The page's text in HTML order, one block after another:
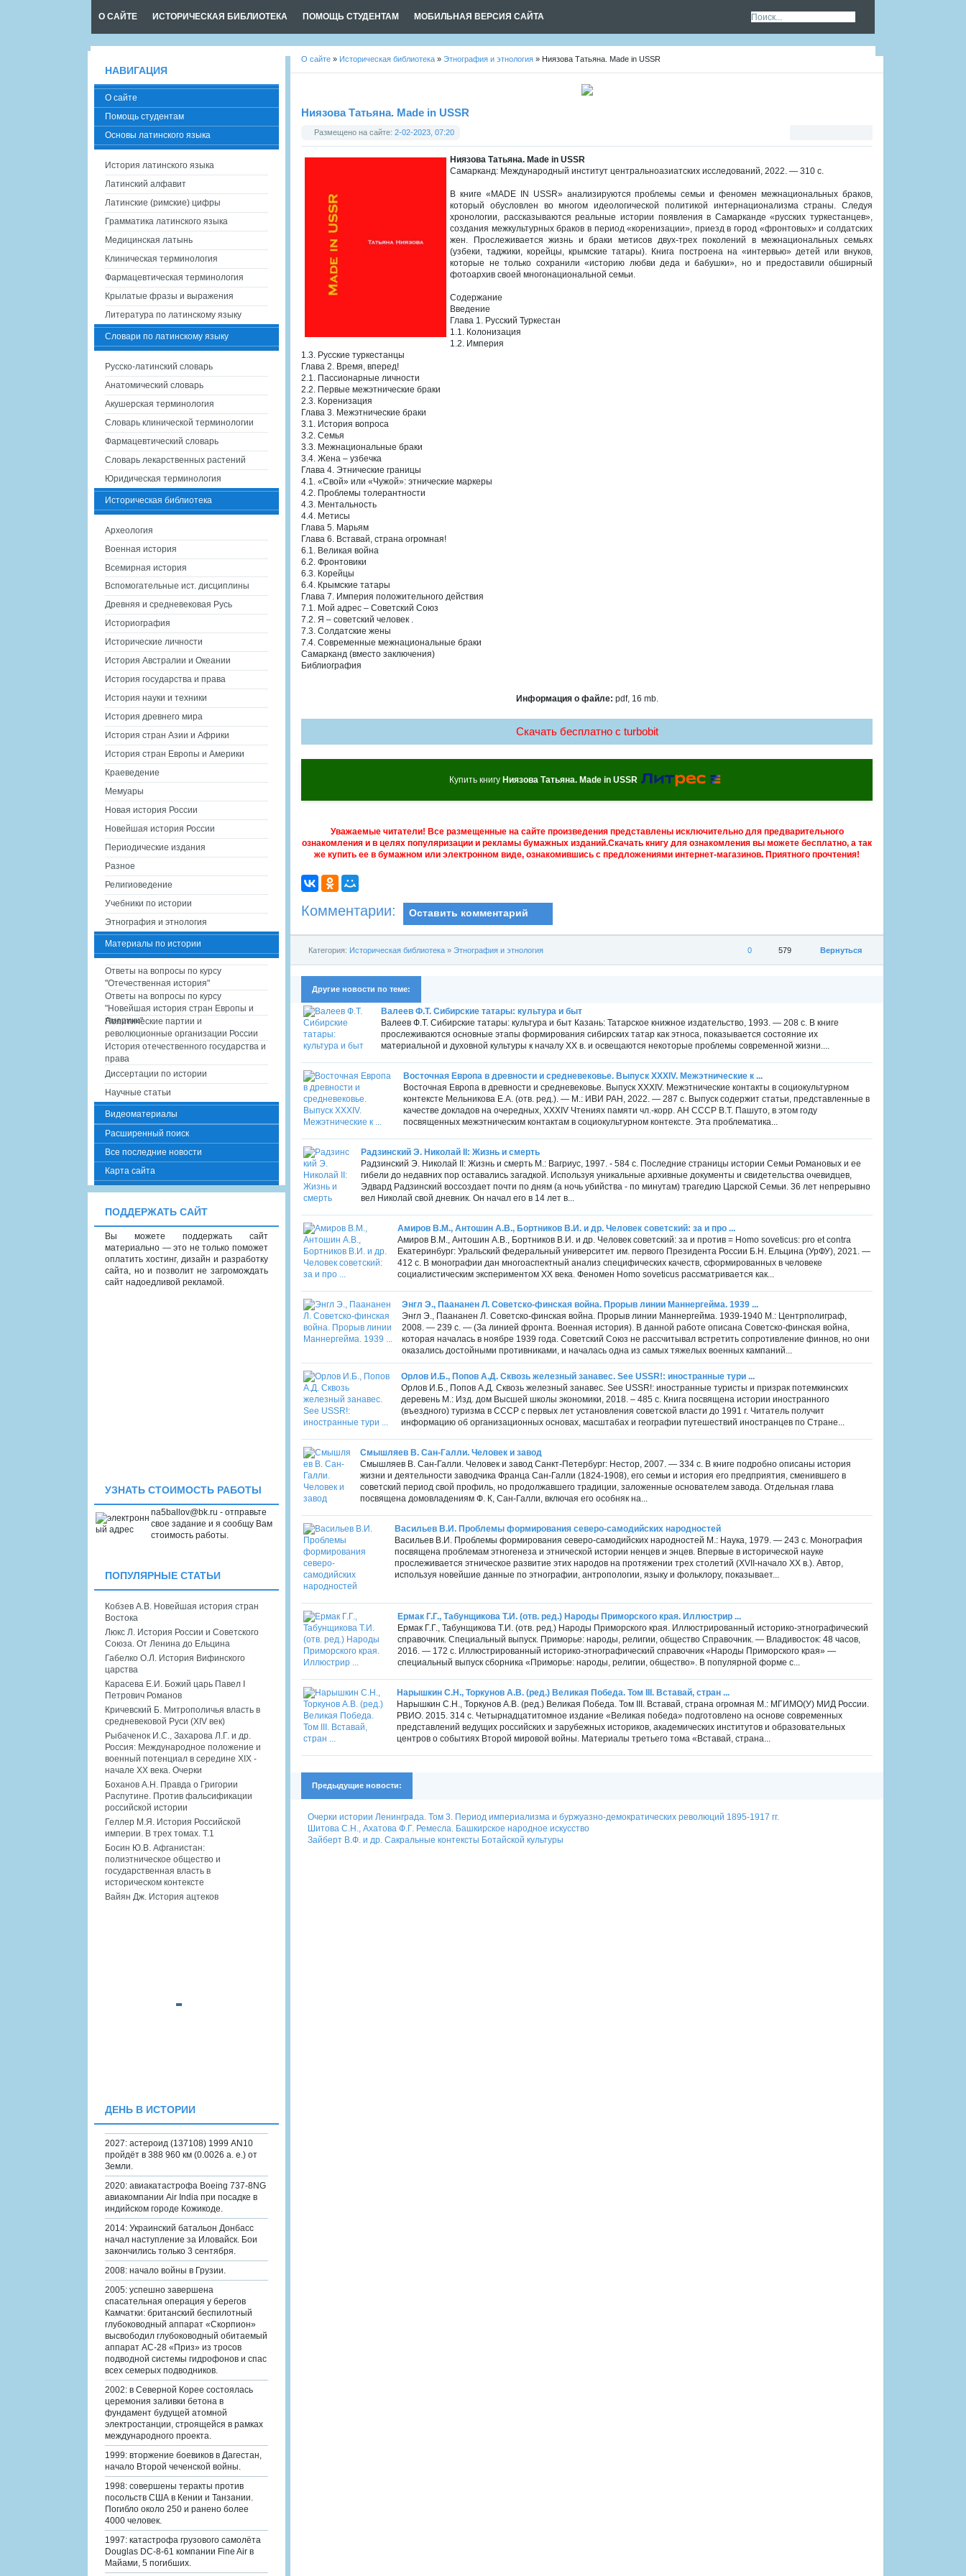
О САЙТЕ ИСТОРИЧЕСКАЯ БИБЛИОТЕКА ПОМОЩЬ СТУДЕНТАМ МОБИЛЬНАЯ ВЕРСИЯ САЙТА
О сайте » Историческая библиотека » Этнография и этнология » Ниязова Татьяна. Made in USSR
Ниязова Татьяна. Made in USSR
Размещено на сайте: 2-02-2023, 07:20
Ниязова Татьяна. Made in USSR
Самарканд: Международный институт центральноазиатских исследований, 2022. — 310 с.
В книге «MADE IN USSR» анализируются проблемы семьи и феномен межнациональных браков,
который обусловлен во многом идеологической политикой интернационализма страны. Следуя
хронологии, рассказываются реальные истории появления в Самарканде «русских туркестанцев»,
создания межкультурных браков в период «коренизации», приезд в город «фронтовых» и солдатских
жен. Прослеживается жизнь и браки метисов двух-трех поколений в межнациональных семьях
(узбеки, таджики, корейцы, крымские татары). Книга построена на «интервью» детей или внуков,
которые не только сохранили «историю любви деда и бабушки», но и предоставили обширный
фотоархив своей многонациональной семьи.
Содержание
Введение
Глава 1. Русский Туркестан
1.1. Колонизация
1.2. Империя
1.3. Русские туркестанцы
Глава 2. Время, вперед!
2.1. Пассионарные личности
2.2. Первые межэтнические браки
2.3. Коренизация
Глава 3. Межэтнические браки
3.1. История вопроса
3.2. Семья
3.3. Межнациональные браки
3.4. Жена – узбечка
Глава 4. Этнические границы
4.1. «Свой» или «Чужой»: этнические маркеры
4.2. Проблемы толерантности
4.3. Ментальность
4.4. Метисы
Глава 5. Марьям
Глава 6. Вставай, страна огромная!
6.1. Великая война
6.2. Фронтовики
6.3. Корейцы
6.4. Крымские татары
Глава 7. Империя положительного действия
7.1. Мой адрес – Советский Союз
7.2. Я – советский человек .
7.3. Солдатские жены
7.4. Современные межнациональные браки
Самарканд (вместо заключения)
Библиография
Информация о файле: pdf, 16 mb.
Скачать бесплатно c turbobit
Купить книгуНиязова Татьяна. Made in USSR
Уважаемые читатели! Все размещенные на сайте произведения представлены исключительно для предварительного
ознакомления и в целях популяризации и рекламы бумажных изданий.Скачать книгу для ознакомления вы можете бесплатно, а так
же купить ее в бумажном или электронном виде, ознакомившись с предложениями интернет-магазинов. Приятного прочтения!
Комментарии: Оставить комментарий
Вернуться
579
0
Категория: Историческая библиотека » Этнография и этнология
Другие новости по теме:
Валеев Ф.Т. Сибирские татары: культура и быт
Валеев Ф.Т. Сибирские татары: культура и быт Казань: Татарское книжное издательство, 1993. — 208 с. В книге
прослеживаются основные этапы формирования сибирских татар как этноса, показывается состояние их
материальной и духовной культуры к началу XX в. и освещаются некоторые проблемы современной жизни....
Восточная Европа в древности и средневековье. Выпуск XXХIV. Межэтнические к ...
Восточная Европа в древности и средневековье. Выпуск XXХIV. Межэтнические контакты в социокультурном
контексте Мельникова Е.А. (отв. ред.). — М.: ИВИ РАН, 2022. — 287 с. Выпуск содержит статьи, представленные в
качестве докладов на очередных, XXXIV Чтениях памяти чл.-корр. АН СССР В.Т. Пашуто, в этом году
посвященных межэтническим контактам в социокультурном контексте. Эта проблематика...
Радзинский Э. Николай II: Жизнь и смерть
Радзинский Э. Николай II: Жизнь и смерть М.: Вагриус, 1997. - 584 с. Последние страницы истории Семьи Романовых и ее
гибели до недавних пор оставались загадкой. Используя уникальные архивные документы и свидетельства очевидцев,
Эдвард Радзинский воссоздает почти по дням (а ночь убийства - по минутам) трагедию Царской Семьи. 36 лет непрерывно
вел Николай свой дневник. Он начал его в 14 лет в...
Амиров В.М., Антошин А.В., Бортников В.И. и др. Человек советский: за и про ...
Амиров В.М., Антошин А.В., Бортников В.И. и др. Человек советский: за и против = Homo soveticus: pro et contra
Екатеринбург: Уральский федеральный университет им. первого Президента России Б.Н. Ельцина (УрФУ), 2021. —
412 с. В монографии дан многоаспектный анализ специфических качеств, сформированных в человеке
социалистическим экспериментом ХХ века. Феномен Homo soveticus рассматривается как...
Энгл Э., Паананен Л. Советско-финская война. Прорыв линии Маннергейма. 1939 ...
Энгл Э., Паананен Л. Советско-финская война. Прорыв линии Маннергейма. 1939-1940 М.: Центрполиграф,
2008. — 239 с. — (За линией фронта. Военная история). В данной работе описана Советско-финская война,
которая началась в ноябре 1939 года. Советский Союз не рассчитывал встретить сопротивление финнов, но они
оказались достойными противниками, и началась одна из самых тяжелых военных кампаний...
Орлов И.Б., Попов А.Д. Сквозь железный занавес. See USSR!: иностранные тури ...
Орлов И.Б., Попов А.Д. Сквозь железный занавес. See USSR!: иностранные туристы и призрак потемкинских
деревень М.: Изд. дом Высшей школы экономики, 2018. – 485 с. Книга посвящена истории иностранного
(въездного) туризма в СССР с первых лет установления советской власти до 1991 г. Читатель получит
информацию об организационных основах, масштабах и географии путешествий иностранцев по Стране...
Смышляев В. Сан-Галли. Человек и завод
Смышляев В. Сан-Галли. Человек и завод Санкт-Петербург: Нестор, 2007. — 334 с. В книге подробно описаны история
жизни и деятельности заводчика Франца Сан-Галли (1824-1908), его семьи и история его предприятия, сменившего в
советский период свой профиль, но продолжавшего традиции, заложенные основателем завода. Отдельная глава
посвящена домовладениям Ф. К, Сан-Галли, включая его особняк на...
Васильев В.И. Проблемы формирования северо-самодийских народностей
Васильев В.И. Проблемы формирования северо-самодийских народностей М.: Наука, 1979. — 243 с. Монография
посвящена проблемам этногенеза и этнической истории ненцев и энцев. Впервые в исторической науке
прослеживается этническое развитие этих народов на протяжении трех столетий (XVII-начало XX в.). Автор,
используя новейшие данные по этнографии, антропологии, языку и фольклору, показывает...
Ермак Г.Г., Табунщикова Т.И. (отв. ред.) Народы Приморского края. Иллюстрир ...
Ермак Г.Г., Табунщикова Т.И. (отв. ред.) Народы Приморского края. Иллюстрированный историко-этнографический
справочник. Специальный выпуск. Приморье: народы, религии, общество Справочник. — Владивосток: 48 часов,
2016. — 172 с. Иллюстрированный историко-этнографический справочник «Народы Приморского края» —
специальный выпуск сборника «Приморье: народы, религии, общество». В популярной форме с...
Нарышкин С.Н., Торкунов А.В. (ред.) Великая Победа. Том III. Вставай, стран ...
Нарышкин С.Н., Торкунов А.В. (ред.) Великая Победа. Том III. Вставай, страна огромная М.: МГИМО(У) МИД России.
РВИО. 2015. 314 с. Четырнадцатитомное издание «Великая победа» подготовлено на основе современных
представлений ведущих российских и зарубежных историков, академических институтов и образовательных
центров о событиях Второй мировой войны. Материалы третьего тома «Вставай, страна...
Предыдущие новости:
Очерки истории Ленинграда. Том 3. Период империализма и буржуазно-демократических революций 1895-1917 гг.
Шитова С.Н., Ахатова Ф.Г. Ремесла. Башкирское народное искусство
Зайберт В.Ф. и др. Сакральные контексты Ботайской культуры
НАВИГАЦИЯ
О сайте
Помощь студентам
Основы латинского языка
История латинского языка
Латинский алфавит
Латинские (римские) цифры
Грамматика латинского языка
Медицинская латынь
Клиническая терминология
Фармацевтическая терминология
Крылатые фразы и выражения
Литература по латинскому языку
Словари по латинскому языку
Русско-латинский словарь
Анатомический словарь
Акушерская терминология
Словарь клинической терминологии
Фармацевтический словарь
Словарь лекарственных растений
Юридическая терминология
Историческая библиотека
Археология
Военная история
Всемирная история
Вспомогательные ист. дисциплины
Древняя и средневековая Русь
Историография
Исторические личности
История Австралии и Океании
История государства и права
История науки и техники
История древнего мира
История стран Азии и Африки
История стран Европы и Америки
Краеведение
Мемуары
Новая история России
Новейшая история России
Периодические издания
Разное
Религиоведение
Учебники по истории
Этнография и этнология
Материалы по истории
Ответы на вопросы по курсу
"Отечественная история"
Ответы на вопросы по курсу
"Новейшая история стран Европы и
Америки"
Политические партии и
революционные организации России
История отечественного государства и
права
Диссертации по истории
Научные статьи
Видеоматериалы
Расширенный поиск
Все последние новости
Карта сайта
ПОДДЕРЖАТЬ САЙТ
Вы можете поддержать сайт
материально — это не только поможет
оплатить хостинг, дизайн и разработку
сайта, но и позволит не загромождать
сайт надоедливой рекламой.
УЗНАТЬ СТОИМОСТЬ РАБОТЫ
na5ballov@bk.ru - отправьте
свое задание и я сообщу Вам
стоимость работы.
ПОПУЛЯРНЫЕ СТАТЬИ
Кобзев А.В. Новейшая история стран
Востока
Люкс Л. История России и Советского
Союза. От Ленина до Ельцина
Габелко О.Л. История Вифинского
царства
Карасева Е.И. Божий царь Павел I
Петрович Романов
Кричевский Б. Митрополичья власть в
средневековой Руси (XIV век)
Рыбаченок И.С., Захарова Л.Г. и др.
Россия: Международное положение и
военный потенциал в середине XIX -
начале XX века. Очерки
Боханов А.Н. Правда о Григории
Распутине. Против фальсификации
российской истории
Геллер М.Я. История Российской
империи. В трех томах. Т.1
Босин Ю.В. Афганистан:
полиэтническое общество и
государственная власть в
историческом контексте
Вайян Дж. История ацтеков
ДЕНЬ В ИСТОРИИ
2027: астероид (137108) 1999 AN10
пройдёт в 388 960 км (0.0026 а. е.) от
Земли.
2020: авиакатастрофа Boeing 737-8NG
авиакомпании Air India при посадке в
индийском городе Кожикоде.
2014: Украинский батальон Донбасс
начал наступление за Иловайск. Бои
закончились только 3 сентября.
2008: начало войны в Грузии.
2005: успешно завершена
спасательная операция у берегов
Камчатки: британский беспилотный
глубоководный аппарат «Скорпион»
высвободил глубоководный обитаемый
аппарат АС-28 «Приз» из тросов
подводной системы гидрофонов и спас
всех семерых подводников.
2002: в Северной Корее состоялась
церемония заливки бетона в
фундамент будущей атомной
электростанции, строящейся в рамках
международного проекта.
1999: вторжение боевиков в Дагестан,
начало Второй чеченской войны.
1998: совершены теракты против
посольств США в Кении и Танзании.
Погибло около 250 и ранено более
4000 человек.
1997: катастрофа грузового самолёта
Douglas DC-8-61 компании Fine Air в
Майами, 5 погибших.